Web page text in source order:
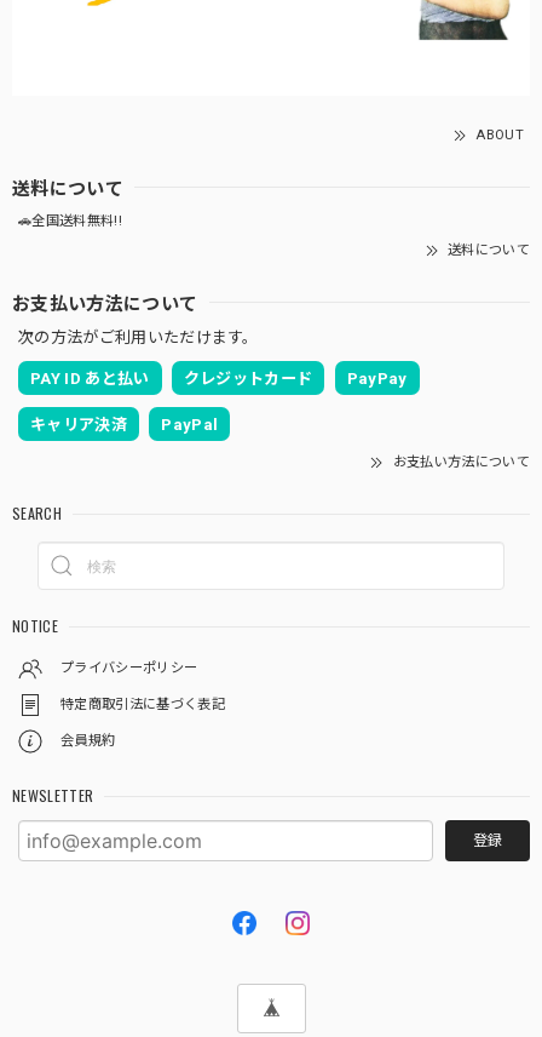
ABOUT
送料について
🚗全国送料無料!!
送料について
お支払い方法について
次の方法がご利用いただけます。
PAY ID あと払い クレジットカード PayPay
キャリア決済 PayPal
お支払い方法について
SEARCH
NOTICE
プライバシーポリシー
特定商取引法に基づく表記
会員規約
NEWSLETTER
登録